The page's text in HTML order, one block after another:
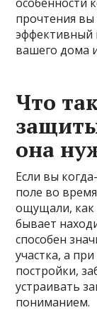
прочтения вы
эффективный
вашего дома
Что
она
Если вы
поле во
ощущали, как
бывает
способен
участка, а
постройки,
устраивать
пониманием.